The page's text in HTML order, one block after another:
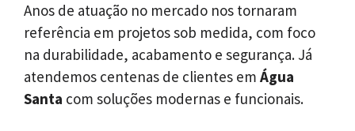
Anos de atuação no mercado nos tornaram
referência em projetos sob medida, com foco
na durabilidade, acabamento e segurança. Já
atendemos centenas de clientes em Água
Santa com soluções modernas e funcionais.